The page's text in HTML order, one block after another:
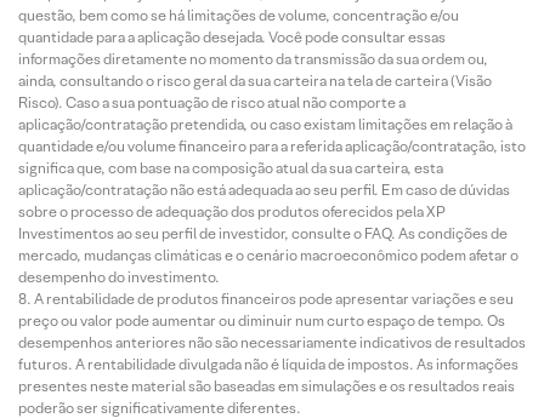
questão, bem como se há limitações de volume, concentração e/ou
quantidade para a aplicação desejada. Você pode consultar essas
informações diretamente no momento da transmissão da sua ordem ou,
ainda, consultando o risco geral da sua carteira na tela de carteira (Visão
Risco). Caso a sua pontuação de risco atual não comporte a
aplicação/contratação pretendida, ou caso existam limitações em relação à
quantidade e/ou volume financeiro para a referida aplicação/contratação, isto
significa que, com base na composição atual da sua carteira, esta
aplicação/contratação não está adequada ao seu perfil. Em caso de dúvidas
sobre o processo de adequação dos produtos oferecidos pela XP
Investimentos ao seu perfil de investidor, consulte o FAQ. As condições de
mercado, mudanças climáticas e o cenário macroeconômico podem afetar o
desempenho do investimento.
A rentabilidade de produtos financeiros pode apresentar variações e seu
preço ou valor pode aumentar ou diminuir num curto espaço de tempo. Os
desempenhos anteriores não são necessariamente indicativos de resultados
futuros. A rentabilidade divulgada não é líquida de impostos. As informações
presentes neste material são baseadas em simulações e os resultados reais
poderão ser significativamente diferentes.